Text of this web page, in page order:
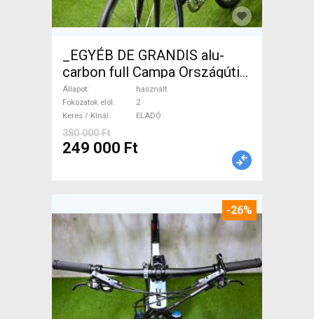
_EGYÉB DE GRANDIS alu-
carbon full Campa Országúti
használt ELADÓ
Állapot
használt
Fokozatok elöl
2
Keres / Kínál
ELADÓ
380 000 Ft
249 000 Ft
-26%